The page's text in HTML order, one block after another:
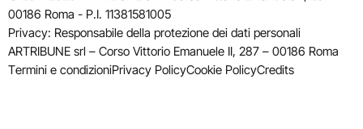
00186 Roma - P.I. 11381581005
Privacy: Responsabile della protezione dei dati personali
ARTRIBUNE srl – Corso Vittorio Emanuele II, 287 – 00186 Roma
Termini e condizioniPrivacy PolicyCookie PolicyCredits